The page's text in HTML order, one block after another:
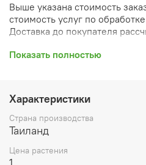
Выше указана стоимость
стоимость услуг по
Доставка до покупателя
После оформления заказа вы
скидки, уточнен способ
бронирование и т.д.). Затем
согласованные счета со
растений. При этом
Внимание: фото в каталоге
Показать полностью
Характеристики
Страна производства
Таиланд
Цена растения